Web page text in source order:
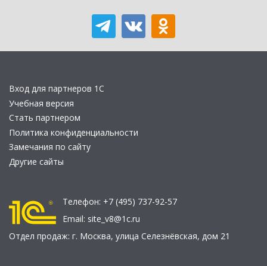
Вход для партнеров 1С
Учебная версия
Стать партнером
Политика конфиденциальности
Замечания по сайту
Другие сайты
Телефон: +7 (495) 737-92-57
Email: site_v8@1c.ru
Отдел продаж: г. Москва, улица Селезнёвская, дом 21